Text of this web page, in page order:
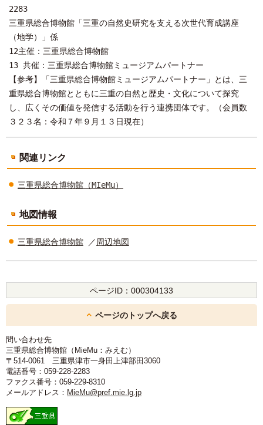
2283
三重県総合博物館「三重の自然史研究を支える次世代育成講座
（地学）」係
12主催：三重県総合博物館
13 共催：三重県総合博物館ミュージアムパートナー
【参考】「三重県総合博物館ミュージアムパートナー」とは、三
重県総合博物館とともに三重の自然と歴史・文化について探究
し、広くその価値を発信する活動を行う連携団体です。（会員数
３２３名：令和７年９月１３日現在）
関連リンク
三重県総合博物館（MIeMu）
地図情報
三重県総合博物館 ／周辺地図
ページID： 000304133
ページのトップへ戻る
問い合わせ先
三重県総合博物館（MieMu：みえむ）
〒514-0061 三重県津市一身田上津部田3060
電話番号：059-228-2283
ファクス番号：059-229-8310
メールアドレス： MieMu@pref.mie.lg.jp